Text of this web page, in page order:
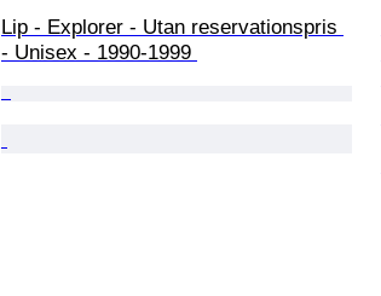
Lip - Explorer - Utan reservationspris
- Unisex - 1990-1999